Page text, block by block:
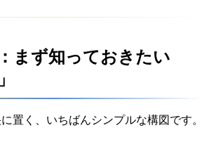
まず知っておきたい
置く、いちばんシンプルな構図です。